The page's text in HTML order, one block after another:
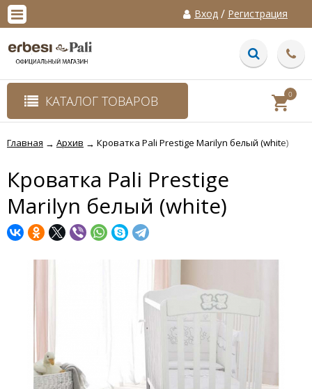
Вход / Регистрация
КАТАЛОГ ТОВАРОВ 0
Главная → Архив → Кроватка Pali Prestige Marilyn белый (white)
Кроватка Pali Prestige
Marilyn белый (white)